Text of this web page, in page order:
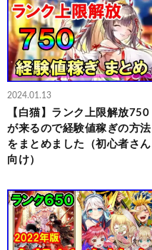
2024.01.13
【白猫】ランク上限解放750
が来るので経験値稼ぎの方法
をまとめました（初心者さん
向け）